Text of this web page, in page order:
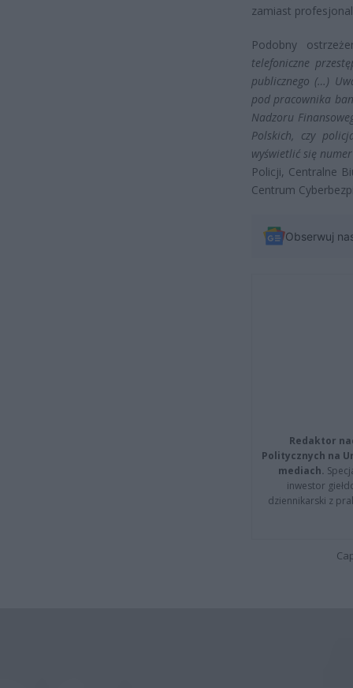
zamiast
Podobny
telefoniczne
publicznego (…)
pod pracownika
Nadzoru
Polskich, czy
wyświetlić się
Policji, Centralne
Centrum
Obserwuj
Redaktor
Politycznych na
mediach.
inwestor
dziennikarski z